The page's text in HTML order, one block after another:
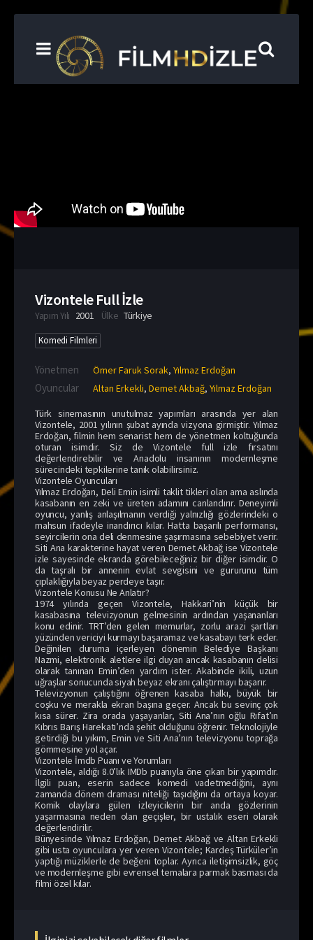
Vizontele Full İzle
Yapım Yılı 2001 Ülke Türkiye
Komedi Filmleri
Yönetmen Ömer Faruk Sorak, Yılmaz Erdoğan
Oyuncular Altan Erkekli, Demet Akbağ, Yılmaz Erdoğan
Türk sinemasının unutulmaz yapımları arasında yer alan
Vizontele, 2001 yılının şubat ayında vizyona girmiştir. Yılmaz
Erdoğan, filmin hem senarist hem de yönetmen koltuğunda
oturan isimdir. Siz de Vizontele full izle fırsatını
değerlendirebilir ve Anadolu insanının modernleşme
sürecindeki tepkilerine tanık olabilirsiniz.
Vizontele Oyuncuları
Yılmaz Erdoğan, Deli Emin isimli taklit tikleri olan ama aslında
kasabanın en zeki ve üreten adamını canlandırır. Deneyimli
oyuncu, yanlış anlaşılmanın verdiği yalnızlığı gözlerindeki o
mahsun ifadeyle inandırıcı kılar. Hatta başarılı performansı,
seyircilerin ona deli denmesine şaşırmasına sebebiyet verir.
Siti Ana karakterine hayat veren Demet Akbağ ise Vizontele
izle sayesinde ekranda görebileceğiniz bir diğer isimdir. O
da taşralı bir annenin evlat sevgisini ve gururunu tüm
çıplaklığıyla beyaz perdeye taşır.
Vizontele Konusu Ne Anlatır?
1974 yılında geçen Vizontele, Hakkari’nin küçük bir
kasabasına televizyonun gelmesinin ardından yaşananları
konu edinir. TRT’den gelen memurlar, zorlu arazi şartları
yüzünden vericiyi kurmayı başaramaz ve kasabayı terk eder.
Değinilen duruma içerleyen dönemin Belediye Başkanı
Nazmi, elektronik aletlere ilgi duyan ancak kasabanın delisi
olarak tanınan Emin’den yardım ister. Akabinde ikili, uzun
uğraşlar sonucunda siyah beyaz ekranı çalıştırmayı başarır.
Televizyonun çalıştığını öğrenen kasaba halkı, büyük bir
coşku ve merakla ekran başına geçer. Ancak bu sevinç çok
kısa sürer. Zira orada yaşayanlar, Siti Ana’nın oğlu Rıfat’ın
Kıbrıs Barış Harekatı’nda şehit olduğunu öğrenir. Teknolojiyle
getirdiği bu yıkım, Emin ve Siti Ana’nın televizyonu toprağa
gömmesine yol açar.
Vizontele İmdb Puanı ve Yorumları
Vizontele, aldığı 8.0’lık IMDb puanıyla öne çıkan bir yapımdır.
İlgili puan, eserin sadece komedi vadetmediğini, aynı
zamanda dönem draması niteliği taşıdığını da ortaya koyar.
Komik olaylara gülen izleyicilerin bir anda gözlerinin
yaşarmasına neden olan geçişler, bir ustalık eseri olarak
değerlendirilir.
Bünyesinde Yılmaz Erdoğan, Demet Akbağ ve Altan Erkekli
gibi usta oyunculara yer veren Vizontele; Kardeş Türküler’in
yaptığı müziklerle de beğeni toplar. Ayrıca iletişimsizlik, göç
ve modernleşme gibi evrensel temalara parmak basması da
filmi özel kılar.